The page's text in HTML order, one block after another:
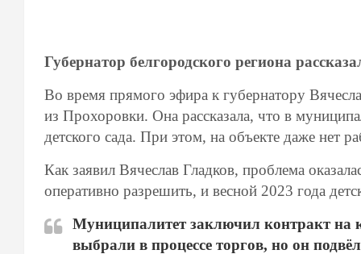
Губернатор белгородского региона
Во время прямого эфира к губернатору
из Прохоровки. Она рассказала, что в
детского сада. При этом, на объекте даже нет
Как заявил Вячеслав Гладков, проблема
оперативно разрешить, и весной 2023 года
Муниципалитет заключил контракт на
выбрали в процессе торгов, но он